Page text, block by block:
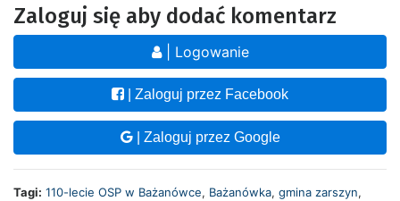
Zaloguj się aby dodać komentarz
| Logowanie
| Zaloguj przez Facebook
| Zaloguj przez Google
Tagi: 110-lecie OSP w Bażanówce, Bażanówka, gmina zarszyn,